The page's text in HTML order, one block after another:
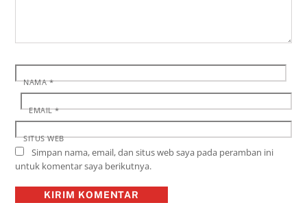
NAMA*
EMAIL*
SITUS WEB
Simpan nama, email, dan situs web saya pada peramban ini
untuk komentar saya berikutnya.